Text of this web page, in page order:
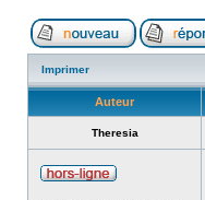
Imprimer
Auteur
Theresia